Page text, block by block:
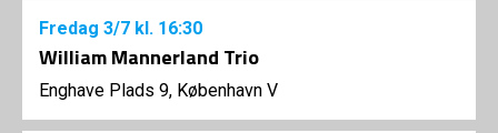
Fredag 3/7 kl. 16:30
William Mannerland Trio
Enghave Plads 9, København V